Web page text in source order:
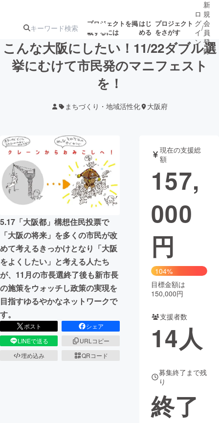
プロジェクトを掲
載するには
はじ
める
プロジェクト
をさがす
注目の新着プロ
テクノロジー・ガジェット
映像・映画 書籍・雑誌
ビジネス・起業 チャレンジ
まちづくり・地域活性化
CAMPFIRE for Social Good
CAMPFIRE Creation
CAMPFIREふるさと納税machi-ya コミュニティ
ロ
グ
イ
ン
/
新
規
会
員
登
録
こんな大阪にしたい！11/22ダブル選
挙にむけて市民発のマニフェスト
を！
まちづくり・地域活性化 大阪府
5.17「大阪都」構想住民投票で
「大阪の将来」を多くの市民が改
めて考えるきっかけとなり「大阪
をよくしたい」と考える人たち
が、11月の市長選終了後も新市長
の施策をウォッチし政策の実現を
目指すゆるやかなネットワークで
す。
ポスト
シェア
LINEで送る
URLコピー
埋め込み
QRコード
現在の支援総
額
157,
000
円
104%
目標金額は
150,000円
支援者数
14人
募集終了まで残
り
終了